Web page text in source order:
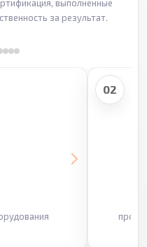
выполненные
за результат.
02